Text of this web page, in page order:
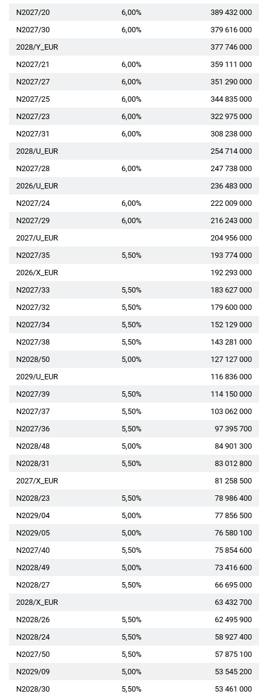
N2027/20
6,00%
389 432 000
N2027/30
6,00%
379 616 000
2028/Y_EUR
377 746 000
N2027/21
6,00%
359 111 000
N2027/27
6,00%
351 290 000
N2027/25
6,00%
344 835 000
N2027/23
6,00%
322 975 000
N2027/31
6,00%
308 238 000
2028/U_EUR
254 714 000
N2027/28
6,00%
247 738 000
2026/U_EUR
236 483 000
N2027/24
6,00%
222 009 000
N2027/29
6,00%
216 243 000
2027/U_EUR
204 956 000
N2027/35
5,50%
193 774 000
2026/X_EUR
192 293 000
N2027/33
5,50%
183 627 000
N2027/32
5,50%
179 600 000
N2027/34
5,50%
152 129 000
N2027/38
5,50%
143 281 000
N2028/50
5,00%
127 127 000
2029/U_EUR
116 836 000
N2027/39
5,50%
114 150 000
N2027/37
5,50%
103 062 000
N2027/36
5,50%
97 395 700
N2028/48
5,00%
84 901 300
N2028/31
5,50%
83 012 800
2027/X_EUR
81 258 500
N2028/23
5,50%
78 986 400
N2029/04
5,00%
77 856 500
N2029/05
5,00%
76 580 100
N2027/40
5,50%
75 854 600
N2028/49
5,00%
73 416 600
N2028/27
5,50%
66 695 000
2028/X_EUR
63 432 700
N2028/26
5,50%
62 495 900
N2028/24
5,50%
58 927 400
N2027/50
5,50%
57 875 100
N2029/09
5,00%
53 545 200
N2028/30
5,50% 53 461 000